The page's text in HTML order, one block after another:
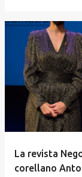
La revista
corellano